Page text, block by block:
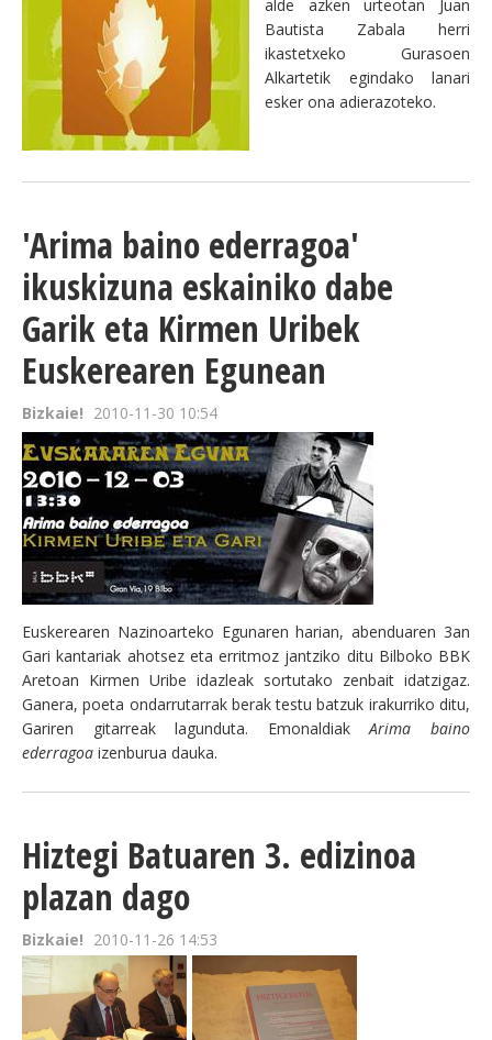
alde azken urteotan Juan
Bautista Zabala herri
ikastetxeko Gurasoen
Alkartetik egindako lanari
esker ona adierazoteko.
'Arima baino ederragoa'
ikuskizuna eskainiko dabe
Garik eta Kirmen Uribek
Euskerearen Egunean
Bizkaie! 2010-11-30 10:54
Euskerearen Nazinoarteko Egunaren harian, abenduaren 3an
Gari kantariak ahotsez eta erritmoz jantziko ditu Bilboko BBK
Aretoan Kirmen Uribe idazleak sortutako zenbait idatzigaz.
Ganera, poeta ondarrutarrak berak testu batzuk irakurriko ditu,
Gariren gitarreak lagunduta. EmonaldiakArima baino
ederragoa izenburua dauka.
Hiztegi Batuaren 3. edizinoa
plazan dago
Bizkaie! 2010-11-26 14:53